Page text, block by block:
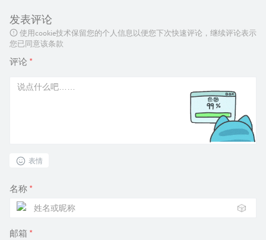
发表评论
使用cookie技术保留您的个人信息以便您下次快速评论，继续评论表示
您已同意该条款
评论 *
表情
名称 *
🎲
邮箱 *